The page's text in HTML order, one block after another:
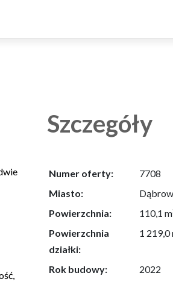
Szczegóły
Numer oferty:
7708
Miasto:
Powierzchnia:
110,1 m
Powierzchnia
działki:
1 219,0
Rok budowy:
2022